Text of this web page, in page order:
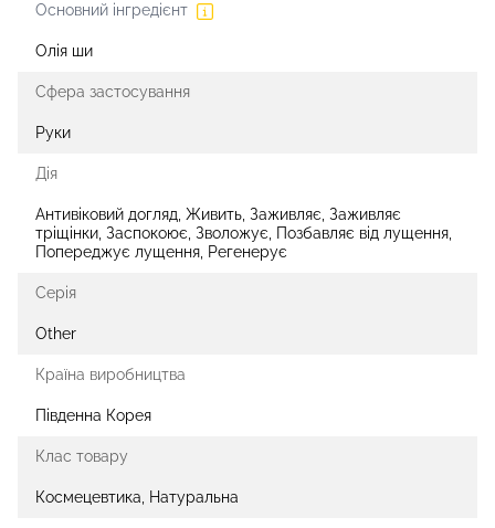
Основний інгредієнт
Олія ши
Сфера застосування
Руки
Дія
Антивіковий догляд, Живить, Заживляє, Заживляє
тріщінки, Заспокоює, Зволожує, Позбавляє від лущення,
Попереджує лущення, Регенерує
Серія
Other
Країна виробництва
Південна Корея
Клас товару
Космецевтика, Натуральна